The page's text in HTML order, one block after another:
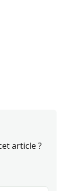
article ?